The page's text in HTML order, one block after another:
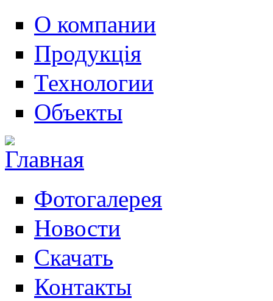
О компании
Продукція
Технологии
Объекты
Фотогалерея
Новости
Скачать
Контакты